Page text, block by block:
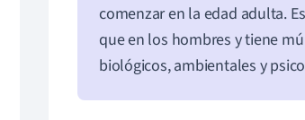
comenzar en la edad adulta.
que en los hombres y tiene
biológicos, ambientales y